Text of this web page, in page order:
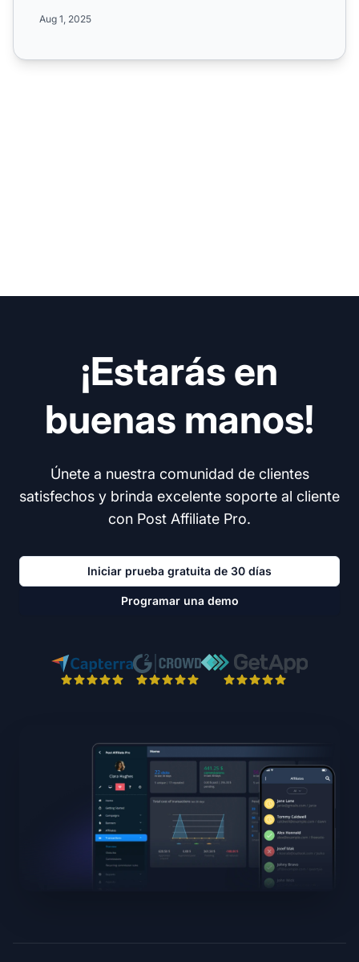
Aug 1, 2025
¡Estarás en
buenas manos!
Únete a nuestra comunidad de clientes
satisfechos y brinda excelente soporte al cliente
con Post Affiliate Pro.
Iniciar prueba gratuita de 30 días
Programar una demo